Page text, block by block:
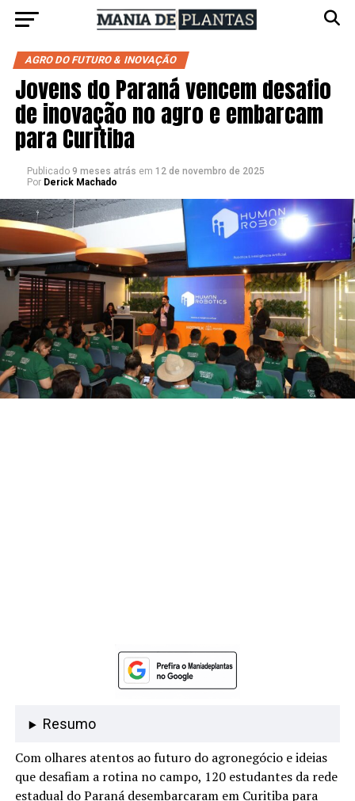
AGRO DO FUTURO & INOVAÇÃO
Jovens do Paraná vencem desafio
de inovação no agro e embarcam
para Curitiba
Publicado 9 meses atrás em 12 de novembro de 2025
Por Derick Machado
Resumo
Com olhares atentos ao futuro do agronegócio e ideias
que desafiam a rotina no campo, 120 estudantes da rede
estadual do Paraná desembarcaram em Curitiba para